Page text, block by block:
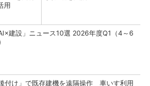
用
AI×建設」ニュース10選 2026年度Q1（4～6
後付け」で既存建機を遠隔操作 車いす利用